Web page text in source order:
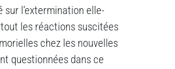
sur l’extermination elle-
les réactions suscitées
chez les nouvelles
questionnées dans ce